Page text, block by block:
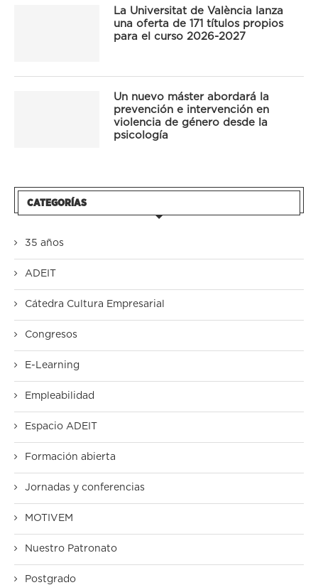
La Universitat de València lanza
una oferta de 171 títulos propios
para el curso 2026-2027
Un nuevo máster abordará la
prevención e intervención en
violencia de género desde la
psicología
CATEGORÍAS
35 años
ADEIT
Cátedra Cultura Empresarial
Congresos
E-Learning
Empleabilidad
Espacio ADEIT
Formación abierta
Jornadas y conferencias
MOTIVEM
Nuestro Patronato
Postgrado